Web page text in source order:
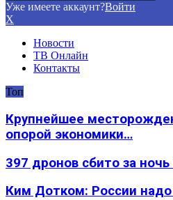
Уже имеете аккаунт?Войти
X
Новости
ТВ Онлайн
Контакты
Топ
Крупнейшее
опорой экономики…
397 дронов сбито за
Ким Дотком: России